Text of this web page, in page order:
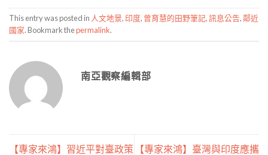
This entry was posted in 人文地景, 印度, 曾育慧的田野筆記,訊息公告,鄰近
國家. Bookmark thepermalink.
南亞觀察編輯部
【專家來鴻】習近平對臺政策
【專家來鴻】臺灣與印度應攜